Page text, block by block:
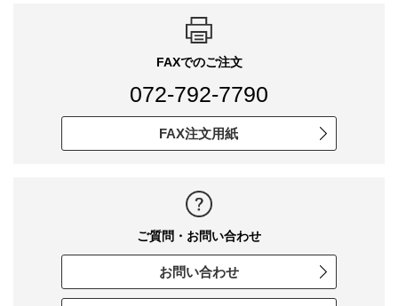
FAXでのご注文
072-792-7790
FAX注文用紙
ご質問・お問い合わせ
お問い合わせ